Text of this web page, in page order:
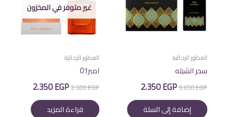
العطور الرجالية
سحر الشيله
3.050EGP السعر
الأصلي
هو:
3.050 EGP.
2.350EGP
هو:
2.350 EGP. إضافة إلى السلة
غير متوفر في المخزون
العطور الرجالية
امبر01
2.500EGP السعر
الأصلي
هو:
2.500 EGP.
2.350EGP
هو:
2.350 EGP. قراءة المزيد